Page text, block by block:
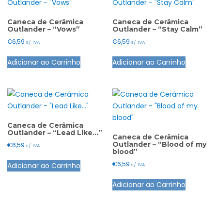
Caneca de Cerâmica
Outlander – “Vows”
€6,59 s/ IVA
Adicionar ao Carrinho
Caneca de Cerâmica
Outlander – “Stay Calm”
€6,59 s/ IVA
Adicionar ao Carrinho
Caneca de Cerâmica
Outlander – “Lead Like…”
€6,59 s/ IVA
Adicionar ao Carrinho
Caneca de Cerâmica
Outlander – “Blood of my
blood”
€6,59 s/ IVA
Adicionar ao Carrinho